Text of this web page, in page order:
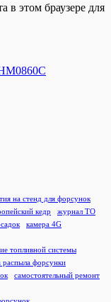
в этом браузере для
на стенд для форсунок
кедр
журнал ТО
камера 4G
топливной системы
распыла форсунки
самостоятельный ремонт